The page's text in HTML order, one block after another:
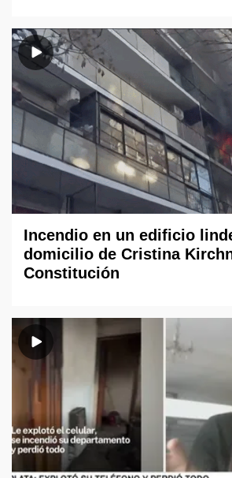
Incendio en un edificio
domicilio de Cristina
Constitución